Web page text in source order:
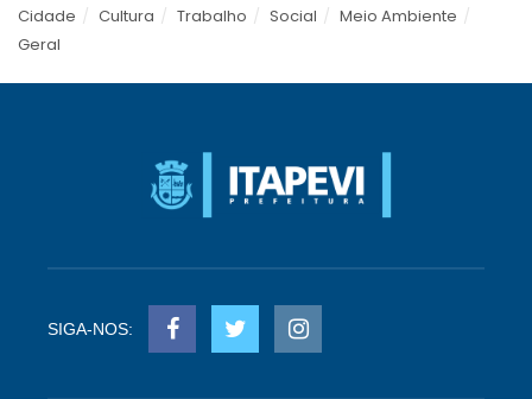
Cidade
Cultura Trabalho Social
Meio Ambiente
Geral
SIGA-NOS: